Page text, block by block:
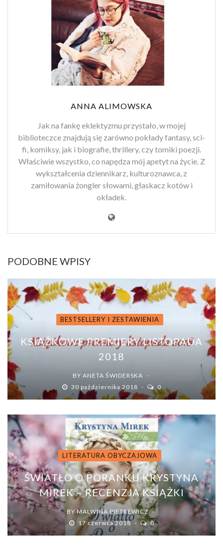
ANNA ALIMOWSKA
Jak na fankę eklektyzmu przystało, w mojej
biblioteczce znajdują się zarówno pokłady fantasy, sci-
fi, komiksy, jak i biografie, thrillery, czy tomiki poezji.
Właściwie wszystko, co napędza mój apetyt na życie. Z
wykształcenia dziennikarz, kulturoznawca, z
zamiłowania żongler słowami, głaskacz kotów i
okładek.
PODOBNE WPISY
BESTSELLERY I ZESTAWIENIA
KSIĄŻKOWE PREMIERY LISTOPADA
2018
BY ANETA ŚWIDERSKA
30 października 2018
0
LITERATURA OBYCZAJOWA
ŚWIATŁO O PORANKU KRYSTYNA
MIREK – RECENZJA KSIĄŻKI
BYMALWINA PIETREWICZ
17 czerwca 2018
0